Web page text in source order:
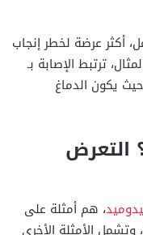
أكثر عرضة لخطر إنجاب
ترتبط الإصابة بـ
يكون الدماغ
التعرض
، هم أمثلة على
الأمثلة الأخرى